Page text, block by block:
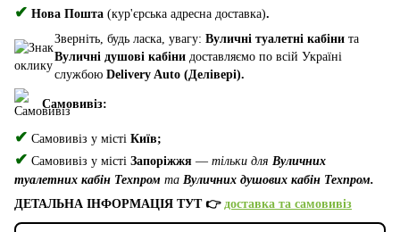
✔ Нова Пошта (кур'єрська адресна доставка).
Зверніть, будь ласка, увагу: Вуличні туалетні кабіни та
Вуличні душові кабіни доставляємо по всій Україні
службою Delivery Auto (Делівері).
Самовивіз:
✔ Самовивіз у місті Київ;
✔ Самовивіз у місті Запоріжжя — тільки для Вуличних
туалетних кабін Техпром та Вуличних душових кабін Техпром.
ДЕТАЛЬНА ІНФОРМАЦІЯ ТУТ 👉 доставка та самовивіз